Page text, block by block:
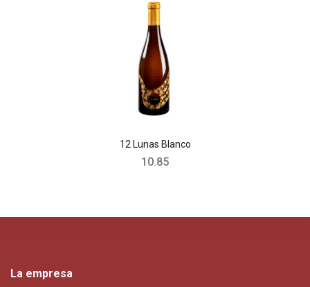
12 Lunas Blanco
10.85
La empresa